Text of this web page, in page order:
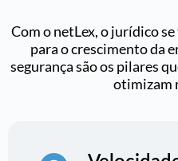
Com o netLex, o jurídico
para o crescimento da
segurança são os pilares
otimizam